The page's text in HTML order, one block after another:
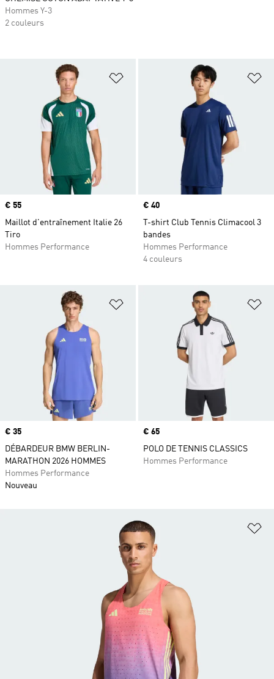
Ajouter à la Liste de produits
Prix
€ 55
Maillot d'entraînement Italie 26
Tiro
Hommes Performance
Prix
€ 40
T-shirt Club Tennis Climacool 3
bandes
Hommes Performance
4 couleurs
Ajouter à la Liste de produits
Prix
€ 35
DÉBARDEUR BMW BERLIN-
MARATHON 2026 HOMMES
Hommes Performance
Nouveau
Prix
€ 65
POLO DE TENNIS CLASSICS
Hommes Performance
Hommes Y-3
2 couleurs